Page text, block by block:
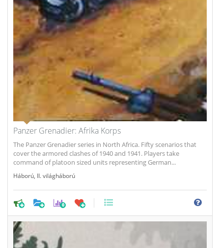
Panzer Grenadier: Afrika Korps
The Panzer Grenadier series in North Africa. Fifty scenarios that
cover the armored clashes of 1940 and 1941. Players take
command of platoon sized units representing German...
Háború II. világháború
0